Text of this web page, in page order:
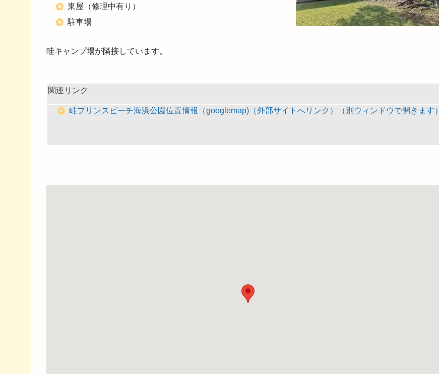
東屋（修理中有り）
駐車場
畦キャンプ場が隣接しています。
関連リンク
畦プリンスビーチ海浜公園位置情報（googlemap)（外部サイトへリンク）（別ウィンドウで開きます）